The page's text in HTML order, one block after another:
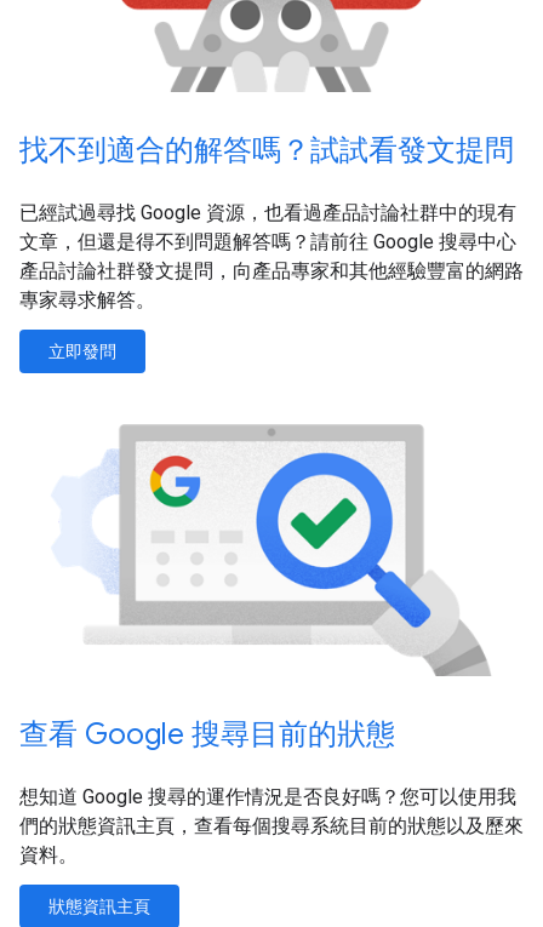
找不到適合的解答嗎？試試看發文提問
已經試過尋找 Google 資源，也看過產品討論社群中的現有
文章，但還是得不到問題解答嗎？請前往 Google 搜尋中心
產品討論社群發文提問，向產品專家和其他經驗豐富的網路
專家尋求解答。
立即發問
查看 Google 搜尋目前的狀態
想知道 Google 搜尋的運作情況是否良好嗎？您可以使用我
們的狀態資訊主頁，查看每個搜尋系統目前的狀態以及歷來
資料。
狀態資訊主頁